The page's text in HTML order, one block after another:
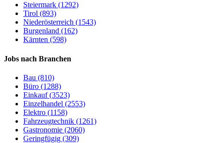
Steiermark (1292)
Tirol (893)
Niederösterreich (1543)
Burgenland (162)
Kärnten (598)
Jobs nach Branchen
Bau (810)
Büro (1288)
Einkauf (3523)
Einzelhandel (2553)
Elektro (1158)
Fahrzeugtechnik (1261)
Gastronomie (2060)
Geringfügig (309)